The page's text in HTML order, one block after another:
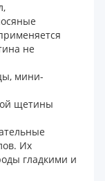
не
мини-
щетины
Их
гладкими и